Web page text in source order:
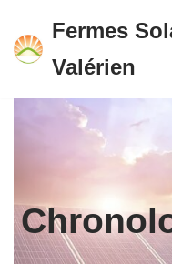
Aller
contenu
Fermes
Valérien